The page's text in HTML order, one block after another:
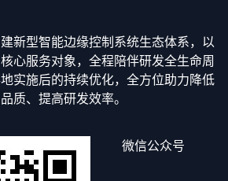
新型智能边缘控制系统生态体系，以
心服务对象，全程陪伴研发全生命周
实施后的持续优化，全方位助力降低
质、提高研发效率。
微信公众号